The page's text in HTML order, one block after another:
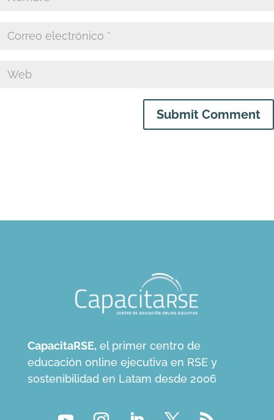
Submit Comment
CapacitaRSE, el primer centro de
educación online ejecutiva en RSE y
sostenibilidad en Latam desde 2006